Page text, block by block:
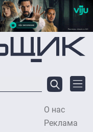
О нас
Реклама